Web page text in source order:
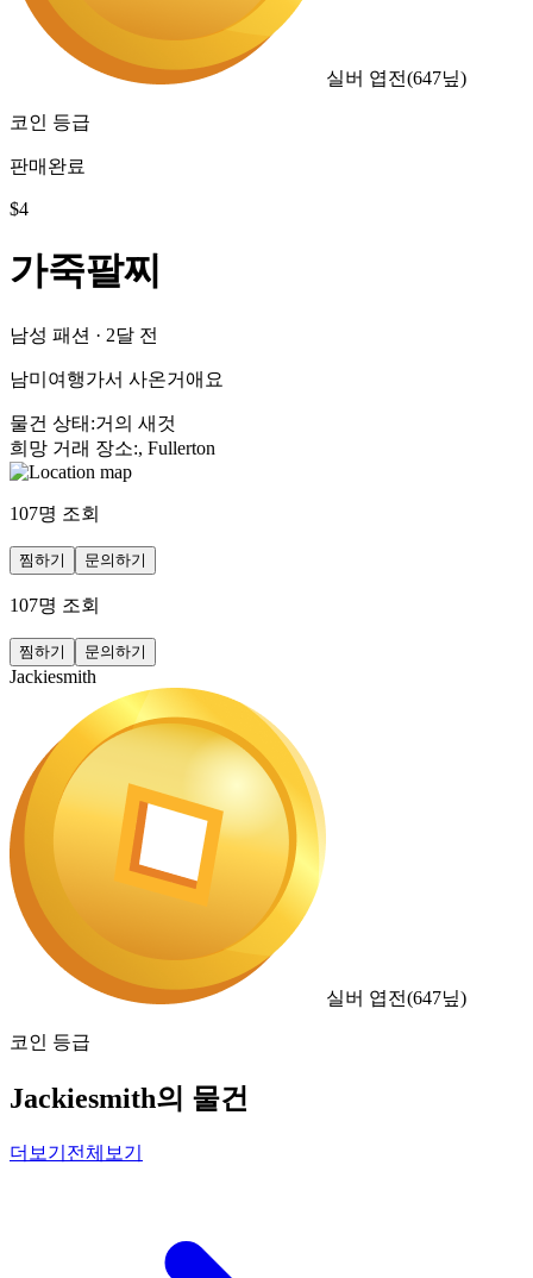
실버 엽전(647닢)
코인 등급
판매완료
$4
가죽팔찌
남성 패션 · 2달 전
남미여행가서 사온거애요
물건 상태 :거의 새것
희망 거래 장소:, Fullerton
107명 조회
찜하기 문의하기
107명 조회
찜하기 문의하기
Jackiesmith
실버 엽전(647닢)
코인 등급
Jackiesmith의 물건
더보기 전체보기